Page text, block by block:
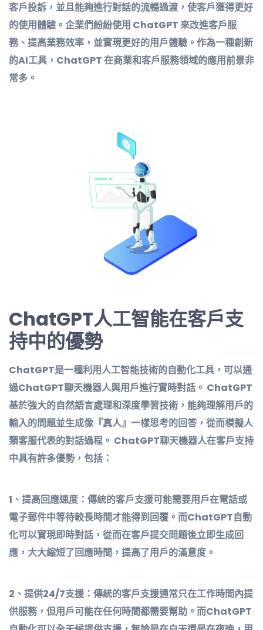
客戶投訴，並且能夠進行對話的流暢過渡，使客戶獲得更好
的使用體驗。企業們紛紛使用 ChatGPT 來改進客戶服
務、提高業務效率，並實現更好的用戶體驗。作為一種創新
的AI工具，ChatGPT 在商業和客戶服務領域的應用前景非
常多。
ChatGPT人工智能在客戶支
持中的優勢
ChatGPT是一種利用人工智能技術的自動化工具，可以通
過ChatGPT聊天機器人與用戶進行實時對話。 ChatGPT
基於強大的自然語言處理和深度學習技術，能夠理解用戶的
輸入的問題並生成像『真人』一樣思考的回答，從而模擬人
類客服代表的對話過程。 ChatGPT聊天機器人在客戶支持
中具有許多優勢，包括：
1、提高回應速度：傳統的客戶支援可能需要用戶在電話或
電子郵件中等待較長時間才能得到回覆。而ChatGPT自動
化可以實現即時對話，從而在客戶提交問題後立即生成回
應，大大縮短了回應時間，提高了用戶的滿意度。
2、提供24/7支援：傳統的客戶支援通常只在工作時間內提
供服務，但用戶可能在任何時間都需要幫助。而ChatGPT